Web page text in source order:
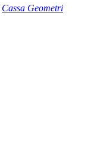
Cassa Geometri